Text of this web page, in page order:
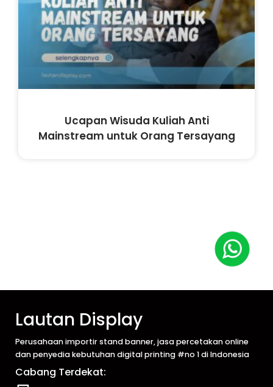
Ucapan Wisuda Kuliah Anti
Mainstream untuk Orang Tersayang
Lautan Display
Perusahaan importir stand banner, jasa percetakan online
dan penyedia kebutuhan digital printing #no 1 di Indonesia
Cabang Terdekat: